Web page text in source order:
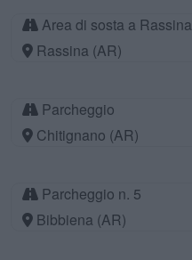
Area di sosta a Rassina
Rassina (AR)
Parcheggio
Chitignano (AR)
Parcheggio n. 5
Bibbiena (AR)